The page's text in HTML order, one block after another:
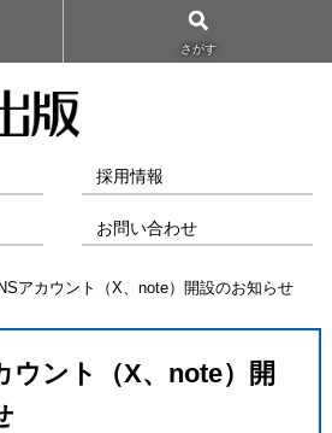
さがす
採用情報
お問い合わせ
アカウント（X、note）開設のお知らせ
ウント（X、note）開